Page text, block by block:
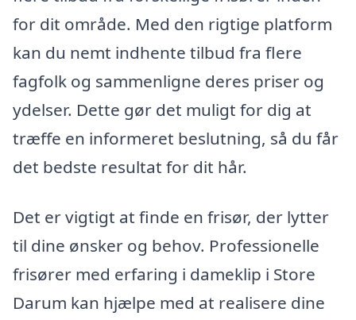
for dit område. Med den rigtige platform
kan du nemt indhente tilbud fra flere
fagfolk og sammenligne deres priser og
ydelser. Dette gør det muligt for dig at
træffe en informeret beslutning, så du får
det bedste resultat for dit hår.
Det er vigtigt at finde en frisør, der lytter
til dine ønsker og behov. Professionelle
frisører med erfaring i dameklip i Store
Darum kan hjælpe med at realisere dine